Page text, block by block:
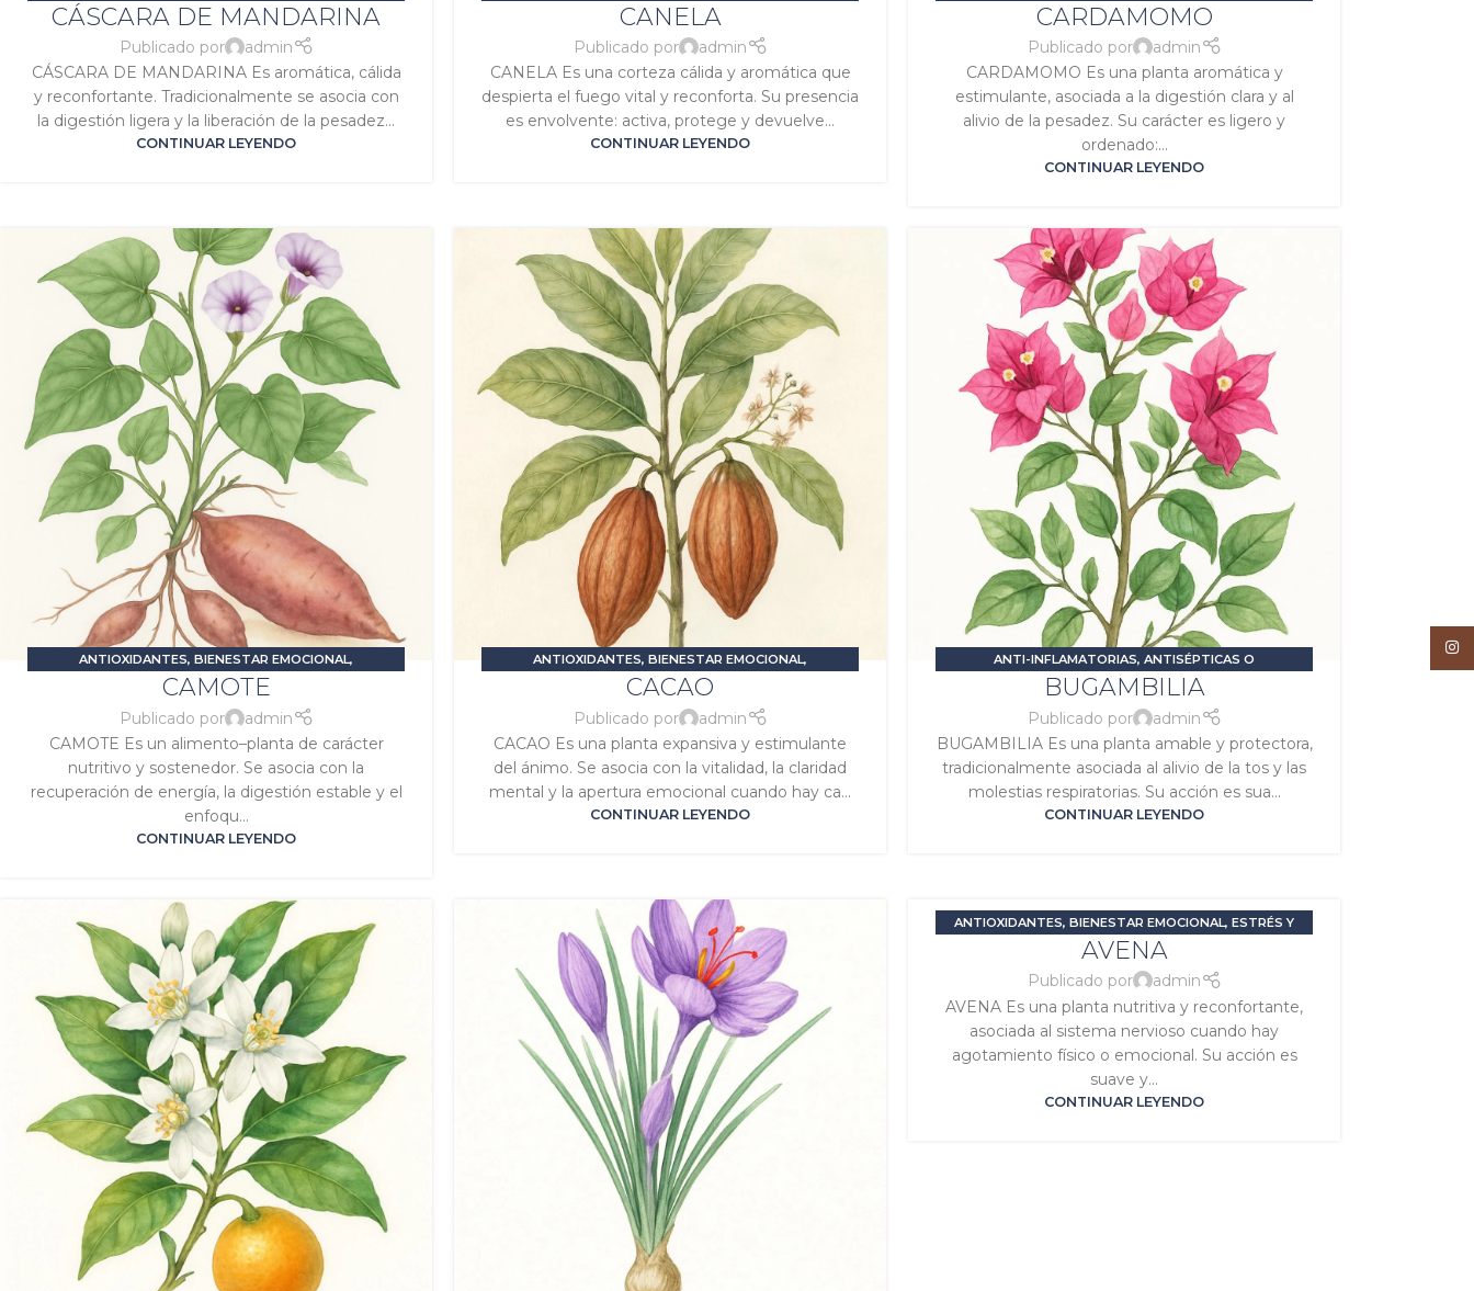
CARMINATIVAS ,ESTRÉS Y ANSIEDAD,PROBLEMAS
SIGNATURA MERCURIO SIGNATURA SOL
CÁSCARA DE MANDARINA
Publicado por
admin
CÁSCARA DE MANDARINA Es aromática, cálida
y reconfortante. Tradicionalmente se asocia con
la digestión ligera y la liberación de la pesadez...
CONTINUAR LEYENDO
DIGESTIVAS O CARMINATIVAS
ESTIMULANTES O ENERGIZANTES
PROBLEMAS
SIGNATURA MARTE
CANELA
Publicado por
admin
CANELA Es una corteza cálida y aromática que
despierta el fuego vital y reconforta. Su presencia
es envolvente: activa, protege y devuelve...
CONTINUAR LEYENDO
ESTIMULANTES O ENERGIZANTES ,PROBLEMAS
SIGNATURA MERCURIO SIGNATURA SOL
CARDAMOMO
Publicado por
admin
CARDAMOMO Es una planta aromática y
estimulante, asociada a la digestión clara y al
alivio de la pesadez. Su carácter es ligero y
ordenado:...
CONTINUAR LEYENDO
ANTIOXIDANTES, BIENESTAR EMOCIONAL,
ESTIMULANTES O ENERGIZANTES
SALUD FEMENINA, SIGNATURA SATURNO
SIGNATURA VENUS
CAMOTE
Publicado por
admin
CAMOTE Es un alimento–planta de carácter
nutritivo y sostenedor. Se asocia con la
recuperación de energía, la digestión estable y el
enfoqu...
CONTINUAR LEYENDO
ANTIOXIDANTES, BIENESTAR EMOCIONAL,
ESTIMULANTES O ENERGIZANTES,
SIGNATURA VENUS
CACAO
Publicado por
admin
CACAO Es una planta expansiva y estimulante
del ánimo. Se asocia con la vitalidad, la claridad
mental y la apertura emocional cuando hay ca...
CONTINUAR LEYENDO
ANTI-INFLAMATORIAS, ANTISÉPTICAS O
ANTIBACTERIANAS
BIENESTAR EMOCIONAL
SIGNATURA SOL
VENUS
BUGAMBILIA
Publicado por
admin
BUGAMBILIA Es una planta amable y protectora,
tradicionalmente asociada al alivio de la tos y las
molestias respiratorias. Su acción es sua...
CONTINUAR LEYENDO
ANTIOXIDANTES, BIENESTAR EMOCIONAL, ESTRÉS Y
RELAJANTES O SEDANTES
TRASTORNOS DEL SUEÑO
AVENA
Publicado por
admin
AVENA Es una planta nutritiva y reconfortante,
asociada al sistema nervioso cuando hay
agotamiento físico o emocional. Su acción es
suave y...
CONTINUAR LEYENDO